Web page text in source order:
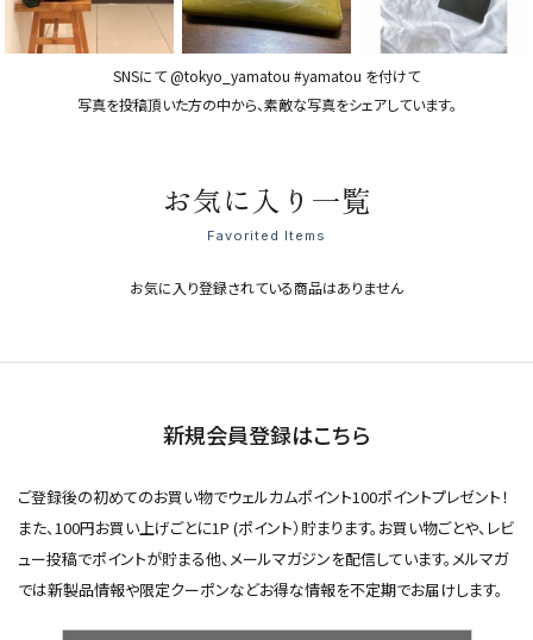
SNSにて @tokyo_yamatou #yamatou を付けて
写真を投稿頂いた方の中から、素敵な写真をシェアしています。
お気に入り一覧
Favorited Items
お気に入り登録されている商品はありません
新規会員登録はこちら
ご登録後の初めてのお買い物でウェルカムポイント100ポイントプレゼント！
また、100円お買い上げごとに1P (ポイント）貯まります。お買い物ごとや、レビ
ュー投稿でポイントが貯まる他、メールマガジンを配信しています。メルマガ
では新製品情報や限定クーポンなどお得な情報を不定期でお届けします。